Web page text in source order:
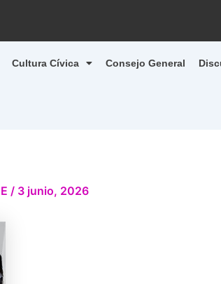
Cultura Cívica Consejo General
/ 3 junio, 2026